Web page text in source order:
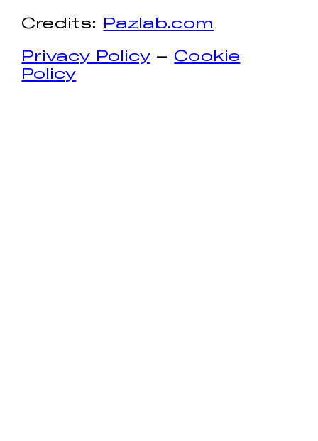
Credits: Pazlab.com
Privacy Policy– Cookie
Policy